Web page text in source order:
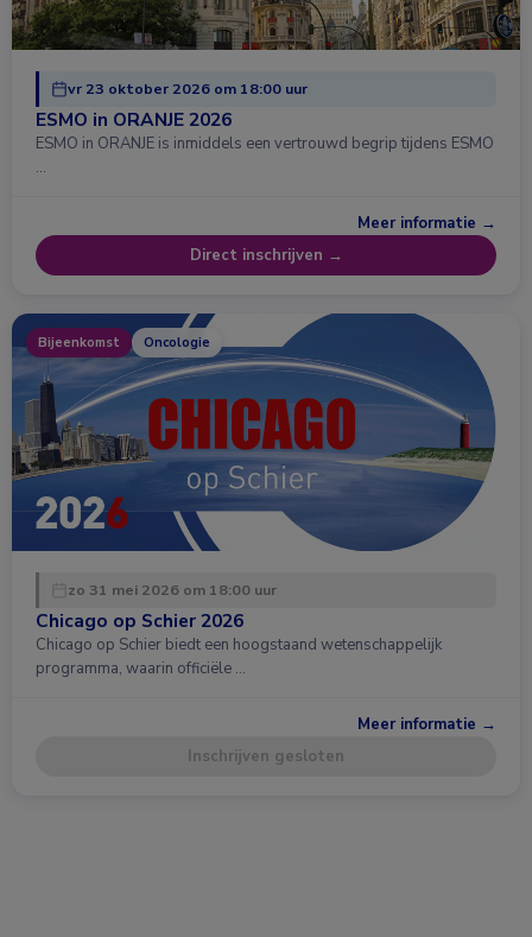
vr 23 oktober 2026 om 18:00 uur
ESMO in ORANJE 2026
ESMO in ORANJE is inmiddels een vertrouwd begrip tijdens ESMO
…
Meer informatie →
Direct inschrijven →
Bijeenkomst Oncologie
zo 31 mei 2026 om 18:00 uur
Chicago op Schier 2026
Chicago op Schier biedt een hoogstaand wetenschappelijk
programma, waarin officiële …
Meer informatie →
Inschrijven gesloten